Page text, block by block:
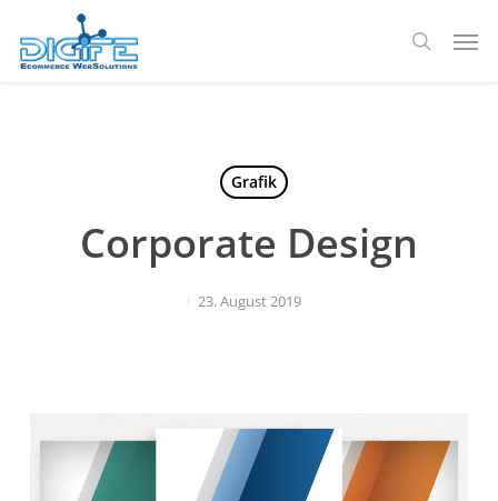
Hauptinhalt
springen
Suche
Grafik
Corporate Design
23. August 2019